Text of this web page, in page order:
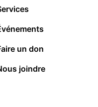
un don
joindre